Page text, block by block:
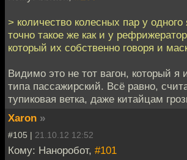
> количество колесных пар у одного
точно такое же как и у
который их собственно говоря и
Видимо это не тот вагон, который я
типа пассажирский. Всё равно,
тупиковая ветка, даже китайцам
Xaron »
#105 | 21.10.12 12:52
Кому: Наноробот, #101